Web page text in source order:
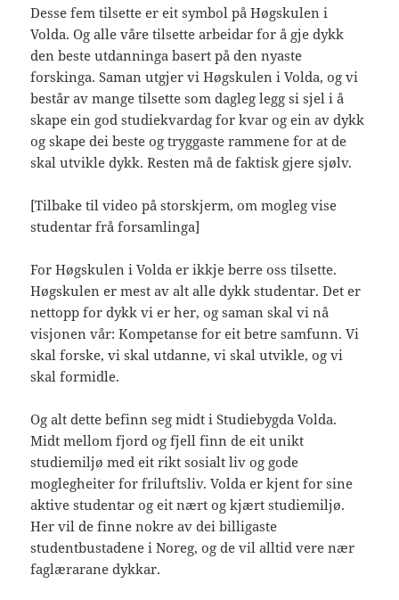
Desse fem tilsette er eit symbol på Høgskulen i
Volda. Og alle våre tilsette arbeidar for å gje dykk
den beste utdanninga basert på den nyaste
forskinga. Saman utgjer vi Høgskulen i Volda, og vi
består av mange tilsette som dagleg legg si sjel i å
skape ein god studiekvardag for kvar og ein av dykk
og skape dei beste og tryggaste rammene for at de
skal utvikle dykk. Resten må de faktisk gjere sjølv.
[Tilbake til video på storskjerm, om mogleg vise
studentar frå forsamlinga]
For Høgskulen i Volda er ikkje berre oss tilsette.
Høgskulen er mest av alt alle dykk studentar. Det er
nettopp for dykk vi er her, og saman skal vi nå
visjonen vår: Kompetanse for eit betre samfunn. Vi
skal forske, vi skal utdanne, vi skal utvikle, og vi
skal formidle.
Og alt dette befinn seg midt i Studiebygda Volda.
Midt mellom fjord og fjell finn de eit unikt
studiemiljø med eit rikt sosialt liv og gode
moglegheiter for friluftsliv. Volda er kjent for sine
aktive studentar og eit nært og kjært studiemiljø.
Her vil de finne nokre av dei billigaste
studentbustadene i Noreg, og de vil alltid vere nær
faglærarane dykkar.